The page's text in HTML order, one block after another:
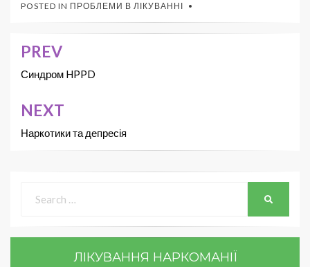
POSTED IN ПРОБЛЕМИ В ЛІКУВАННІ
PREV
Синдром HPPD
NEXT
Наркотики та депресія
ЛІКУВАННЯ НАРКОМАНІЇ